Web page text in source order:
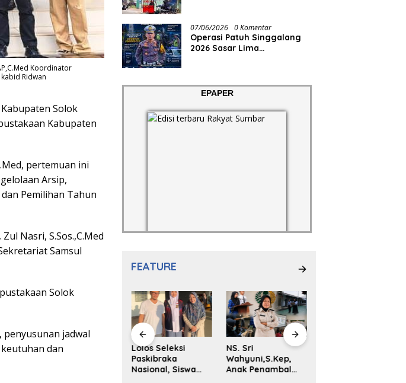
Koordinator
Ridwan
Solok
Kabupaten
pertemuan ini
Arsip,
Pemilihan Tahun
Nasri, S.Sos.,C.Med
Samsul
Solok
jadwal
dan
07/06/2026 0 Komentar
Operasi Patuh Singgalang
2026 Sasar Lima
EPAPER
FEATURE
Sengketa Tanah
Lolos Seleksi
Paskibraka
Nasional, Siswa
NS. Sri
Wahyuni,S.Kep,
Anak Penambal